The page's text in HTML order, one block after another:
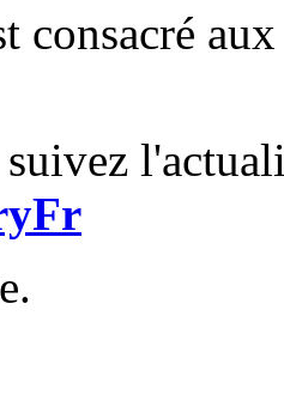
consacré
suivez